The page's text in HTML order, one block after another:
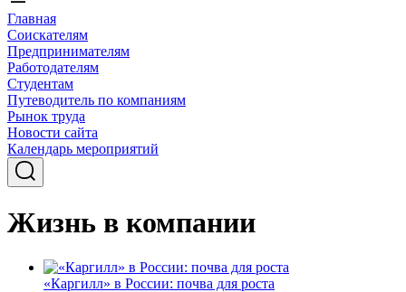
Главная
Соискателям
Предпринимателям
Работодателям
Студентам
Путеводитель по компаниям
Рынок труда
Новости сайта
Календарь мероприятий
Жизнь в компании
«Каргилл» в России: почва для роста